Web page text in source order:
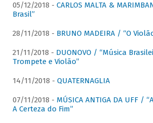
05/12/2018 - CARLOS MALTA &
Brasil”
28/11/2018 - BRUNO MADEIRA / “O
21/11/2018 - DUONOVO / “Música
Trompete e Violão”
14/11/2018 - QUATERNAGLIA
07/11/2018 - MÚSICA ANTIGA DA UFF /
A Certeza do Fim”